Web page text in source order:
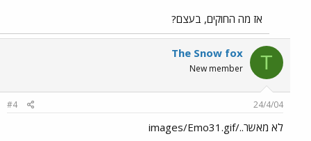
אז מה החוקים, בעצם?
T
The Snow fox
New member
24/4/04
#4
לא מאשר../images/Emo31.gif